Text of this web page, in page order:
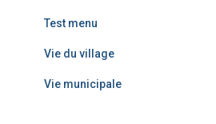
Test menu
Vie du village
Vie municipale